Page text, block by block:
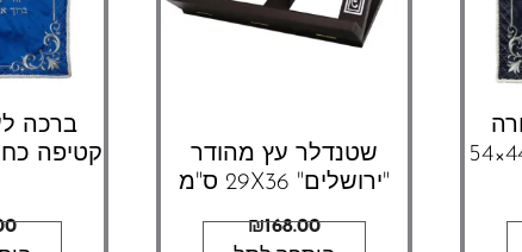
קטיפה כחול כהה 44×54
שטנדלר עץ מהודר
"ירושלים" 29X36 ס"מ
₪168.00
ברכה